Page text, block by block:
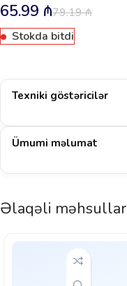
79.19₼
65.99 ₼
Stokda bitdi
Texniki göstəricilər
Ümumi məlumat
Əlaqəli məhsullar